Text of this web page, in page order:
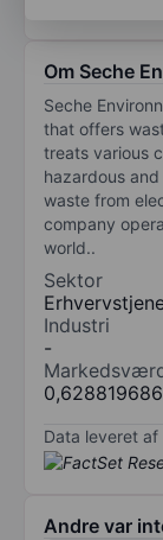
Om Seche
Seche
that offers
treats various
hazardous
waste from
company
world..
Sektor
Industri
-
Data leveret af
Andre var